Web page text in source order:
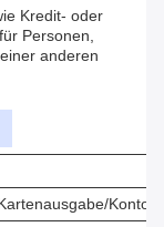
Kredit- oder
Personen,
anderen